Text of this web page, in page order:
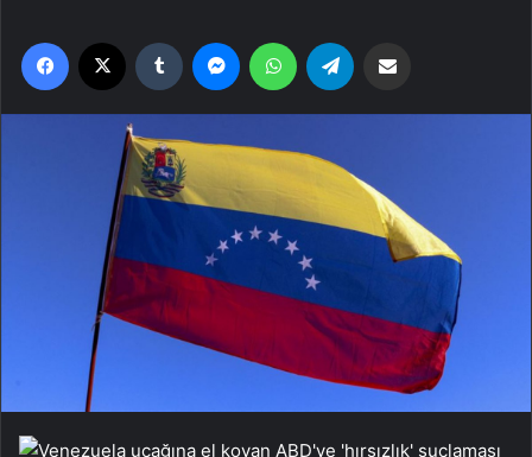
Facebook Tumblr MessengerWhatsApp